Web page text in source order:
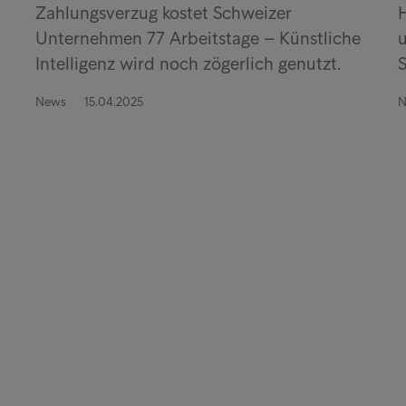
Zahlungsverzug kostet Schweizer
Unternehmen 77 Arbeitstage – Künstliche
Intelligenz wird noch zögerlich genutzt.
News 15.04.2025